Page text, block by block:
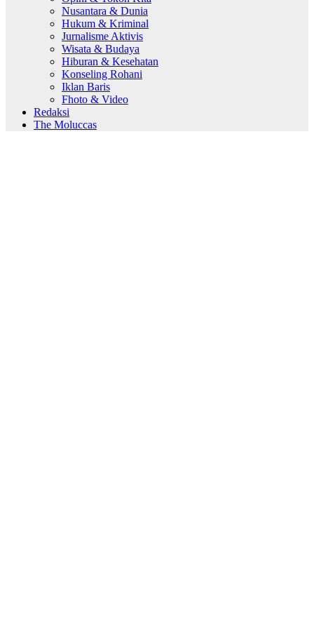
Nusantara & Dunia
Hukum & Kriminal
Jurnalisme Aktivis
Wisata & Budaya
Hiburan & Kesehatan
Konseling Rohani
Iklan Baris
Fhoto & Video
Redaksi
The Moluccas